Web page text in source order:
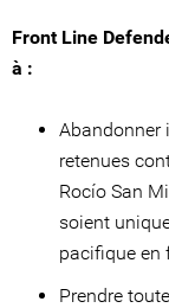
Front Line
à :
Abandonner
retenues
Rocío San
soient
pacifique en
Prendre